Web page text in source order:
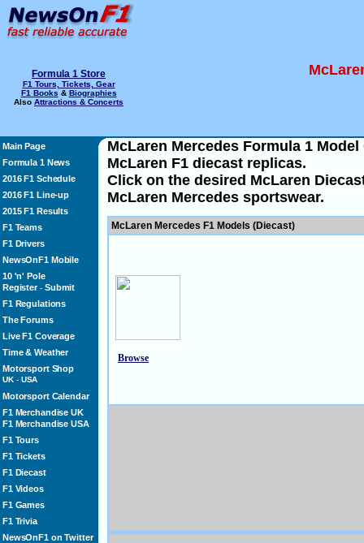
Formula 1 Store
F1 Tours, Tickets, Gear
F1 Books & Biographies
Also Attractions & Concerts
Main Page
Formula 1 News
2016 F1 Schedule
2016 F1 Line-up
2015 F1 Results
F1 Teams
F1 Drivers
NewsOnF1 Mobile
10 'n' Pole
Register- Submit
F1 Regulations
The Forums
Live F1 Coverage
Time & Weather
Motorsport Shop
UK- USA
Motorsport Calendar
F1 Merchandise UK
F1 Merchandise USA
F1 Tours
F1 Tickets
F1 Diecast
F1 Videos
F1 Games
F1 Trivia
NewsOnF1 on Twitter
McLaren Mercedes Formula 1
McLaren F1 diecast replicas.
Click on the desired McLaren
McLaren Mercedes sportswear.
McLaren Mercedes F1 Models (Diecast)
Browse